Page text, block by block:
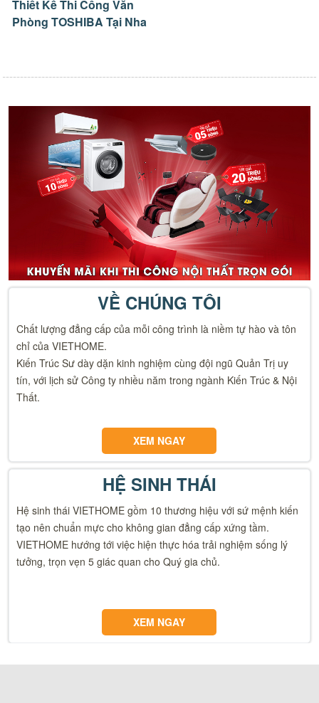
Thiết Kế Thi Công Văn
Phòng TOSHIBA Tại Nha
VỀ CHÚNG TÔI
Chất lượng đẳng cấp của mỗi công trình là niềm tự hào và tôn
chỉ của VIETHOME.
Kiến Trúc Sư dày dặn kinh nghiệm cùng đội ngũ Quản Trị uy
tín, với lịch sử Công ty nhiều năm trong ngành Kiến Trúc & Nội
Thất.
XEM NGAY
HỆ SINH THÁI
Hệ sinh thái VIETHOME gồm 10 thương hiệu với sứ mệnh kiến
tạo nên chuẩn mực cho không gian đẳng cấp xứng tầm.
VIETHOME hướng tới việc hiện thực hóa trải nghiệm sống lý
tưởng, trọn vẹn 5 giác quan cho Quý gia chủ.
XEM NGAY